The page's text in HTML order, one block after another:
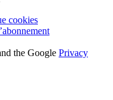
cookies
the Google Privacy